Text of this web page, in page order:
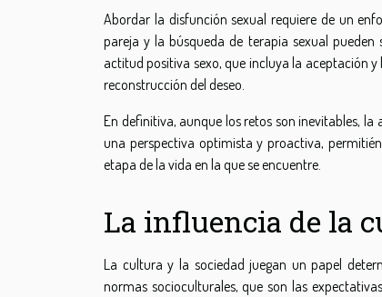
Abordar la disfunción sexual requiere de un
pareja y la búsqueda de terapia sexual
actitud positiva sexo, que incluya la aceptación
reconstrucción del deseo.
En definitiva, aunque los retos son inevitables,
una perspectiva optimista y proactiva,
etapa de la vida en la que se encuentre.
La influencia de la
La cultura y la sociedad juegan un papel
normas socioculturales, que son las